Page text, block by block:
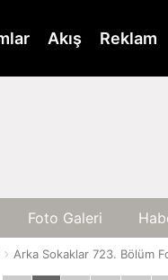
Akış Reklam
Foto Galeri
Arka Sokaklar 723. Bölüm